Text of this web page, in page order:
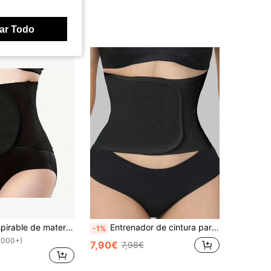
Cinturón transpirable de maternidad postparto para nuevas mamás, modelador corporal, soporte elástico para cintura y abdomen, deportes -1% Entrenador de cintura para grasa abdominal, faja y cinturón para los abdominales, corsé moldeador Fajas para mujer, moldeador de abdomen inferior y soporte para ejercicios
7,90€ 7,98€
Todo